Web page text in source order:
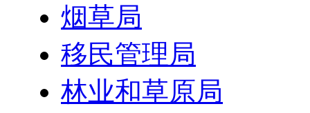
烟草局
移民管理局
林业和草原局